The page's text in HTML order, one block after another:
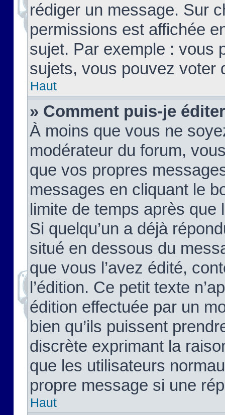
rédiger un message. Sur
permissions est affichée
sujet. Par exemple : vous
sujets, vous pouvez voter
Haut
» Comment puis-je
À moins que vous ne
modérateur du forum,
que vos propres
messages en cliquant le
limite de temps après que
Si quelqu’un a déjà
situé en dessous du
que vous l’avez édité,
l’édition. Ce petit texte
édition effectuée par un
bien qu’ils puissent
discrète exprimant la
que les utilisateurs
propre message si une
Haut